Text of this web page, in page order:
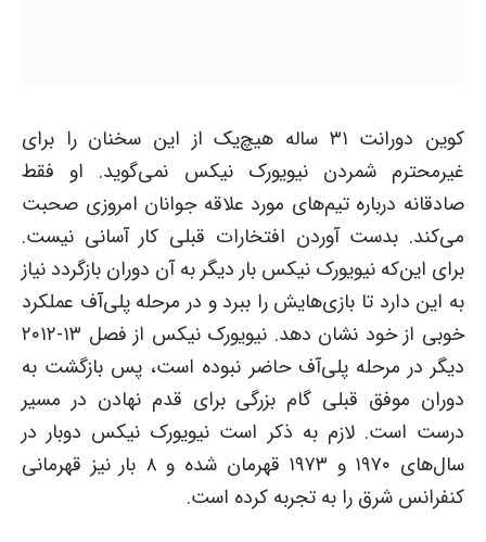
کوین دورانت ۳۱ ساله هیچ‌یک از این سخنان را برای
غیرمحترم شمردن نیویورک نیکس نمی‌گوید. او فقط
صادقانه درباره تیم‌های مورد علاقه جوانان امروزی صحبت
می‌کند. بدست آوردن افتخارات قبلی کار آسانی نیست.
برای این‌که نیویورک نیکس بار دیگر به آن دوران بازگردد نیاز
به این دارد تا بازی‌هایش را ببرد و در مرحله پلی‌آف عملکرد
خوبی از خود نشان دهد. نیویورک نیکس از فصل ۱۳-۲۰۱۲
دیگر در مرحله پلی‌آف حاضر نبوده است، پس بازگشت به
دوران موفق قبلی گام بزرگی برای قدم نهادن در مسیر
درست است. لازم به ذکر است نیویورک نیکس دوبار در
سال‌های ۱۹۷۰ و ۱۹۷۳ قهرمان شده و ۸ بار نیز قهرمانی
کنفرانس شرق را به تجربه کرده است.